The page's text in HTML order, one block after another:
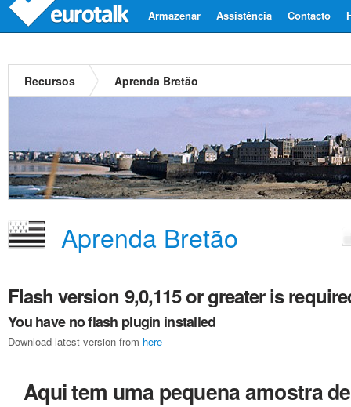
Contacto
Assistência
Armazenar
Recursos Aprenda Bretão
Aprenda Bretão
Flash version 9,0,115 or greater is
You have no flash plugin installed
Download latest version from here
Aqui tem uma pequena amostra